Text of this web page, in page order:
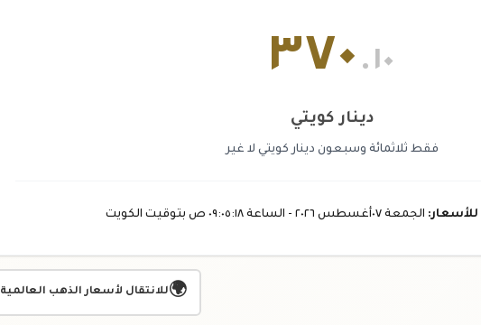
٣٧٠ .١٠
دينار كويتي
فقط ثلاثمائة وسبعون دينار كويتي لا غير
للأسعار: الجمعة ٠٧ أغسطس ٢٠٢٦ - الساعة ٠٩:٠٥:١٨ ص بتوقيت الكويت
🌍للانتقال لأسعار الذهب العالمية